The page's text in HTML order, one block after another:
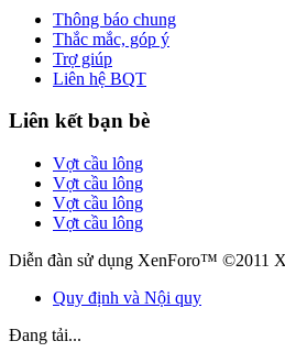
Thông báo chung
Thắc mắc, góp ý
Trợ giúp
Liên hệ BQT
Liên kết bạn bè
Vợt cầu lông
Vợt cầu lông
Vợt cầu lông
Vợt cầu lông
Diễn đàn sử dụng XenForo™ ©2011
Quy định và Nội quy
Đang tải...